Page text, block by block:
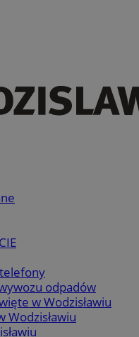
odpadów
w Wodzisławiu
Wodzisławiu